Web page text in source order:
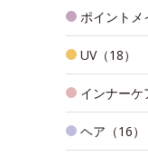
ポイントメ
UV（18）
インナーケ
ヘア（16）